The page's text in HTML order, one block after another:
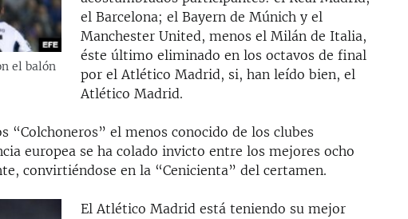
el balón
el Barcelona; el Bayern de Múnich y el
Manchester United, menos el Milán de Italia,
éste último eliminado en los octavos de final
por el Atlético Madrid, si, han leído bien, el
Atlético Madrid.
“Colchoneros” el menos conocido de los clubes
europea se ha colado invicto entre los mejores ocho
convirtiéndose en la “Cenicienta” del certamen.
El Atlético Madrid está teniendo su mejor